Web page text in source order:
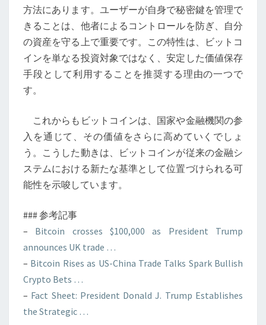
方法にあります。ユーザーが自身で秘密鍵を管理で
きることは、他者によるコントロールを防ぎ、自分
の資産を守る上で重要です。この特性は、ビットコ
インを単なる投資対象ではなく、安定した価値保存
手段として利用することを推奨する理由の一つで
す。
これからもビットコインは、国家や金融機関の参
入を通じて、その価値をさらに高めていくでしょ
う。こうした動きは、ビットコインが従来の金融シ
ステムにおける新たな基準として位置づけられる可
能性を示唆しています。
### 参考記事
– Bitcoin crosses $100,000 as President Trump
announces UK trade …
– Bitcoin Rises as US-China Trade Talks Spark Bullish
Crypto Bets …
– Fact Sheet: President Donald J. Trump Establishes
the Strategic …